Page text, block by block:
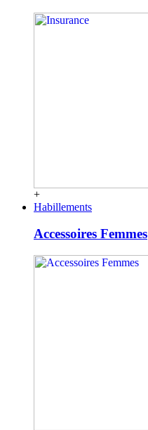
+
Habillements
Accessoires Femmes